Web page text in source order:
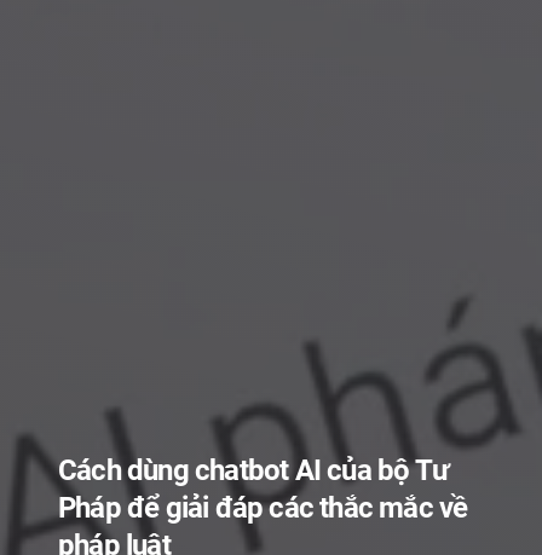
Tiệm sửa xe cũng tự làm TVC, dân
quay dựng toát mồ hôi lo Veo 3